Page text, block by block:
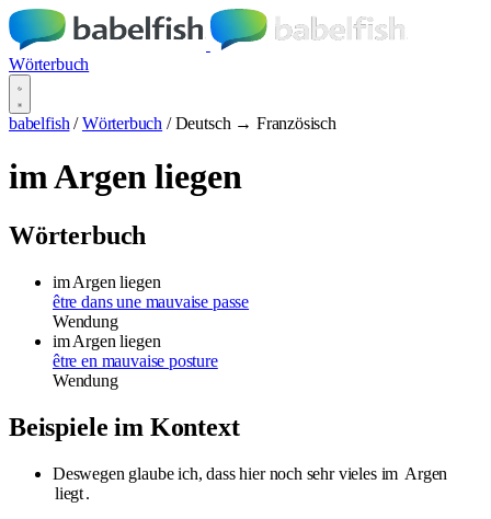
Wörterbuch
babelfish / Wörterbuch / Deutsch → Französisch
im Argen liegen
Wörterbuch
im Argen liegen
être dans une mauvaise passe
Wendung
im Argen liegen
être en mauvaise posture
Wendung
Beispiele im Kontext
Deswegen glaube ich, dass hier noch sehr vieles im Argen
liegt.